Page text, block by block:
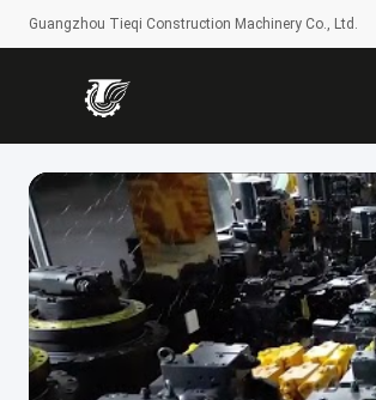
Guangzhou Tieqi Construction Machinery Co., Ltd.